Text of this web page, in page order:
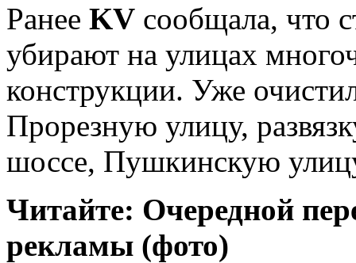
Ранее KV сообщала, что
убирают на улицах
конструкции. Уже
Прорезную улицу,
шоссе, Пушкинскую
Читайте: Очередной
рекламы (фото)